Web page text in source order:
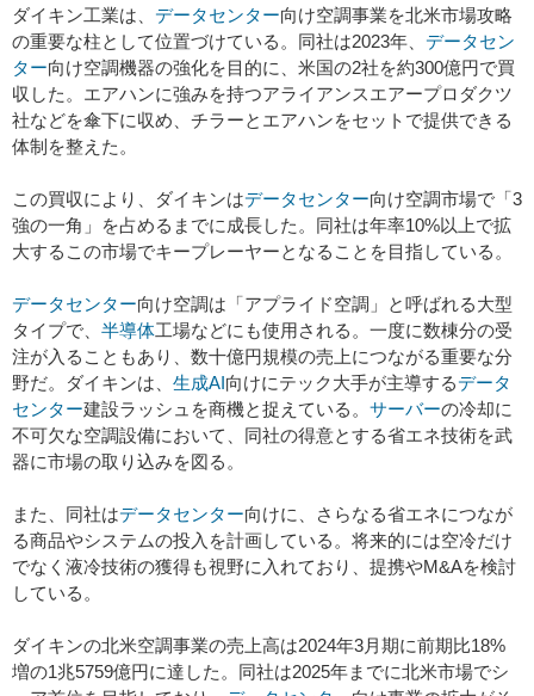
ダイキン工業は、 データセンター向け空調事業を北米市場攻略
の重要な柱として位置づけている。同社は2023年、 データセン
ター向け空調機器の強化を目的に、米国の2社を約300億円で買
収した。エアハンに強みを持つアライアンスエアープロダクツ
社などを傘下に収め、チラーとエアハンをセットで提供できる
体制を整えた。
この買収により、ダイキンはデータセンター向け空調市場で「3
強の一角」を占めるまでに成長した。同社は年率10%以上で拡
大するこの市場でキープレーヤーとなることを目指している。
データセンター向け空調は「アプライド空調」と呼ばれる大型
タイプで、 半導体工場などにも使用される。一度に数棟分の受
注が入ることもあり、数十億円規模の売上につながる重要な分
野だ。ダイキンは、 生成AI向けにテック大手が主導するデータ
センター建設ラッシュを商機と捉えている。 サーバーの冷却に
不可欠な空調設備において、同社の得意とする省エネ技術を武
器に市場の取り込みを図る。
また、同社はデータセンター向けに、さらなる省エネにつなが
る商品やシステムの投入を計画している。将来的には空冷だけ
でなく液冷技術の獲得も視野に入れており、提携やM&Aを検討
している。
ダイキンの北米空調事業の売上高は2024年3月期に前期比18%
増の1兆5759億円に達した。同社は2025年までに北米市場でシ